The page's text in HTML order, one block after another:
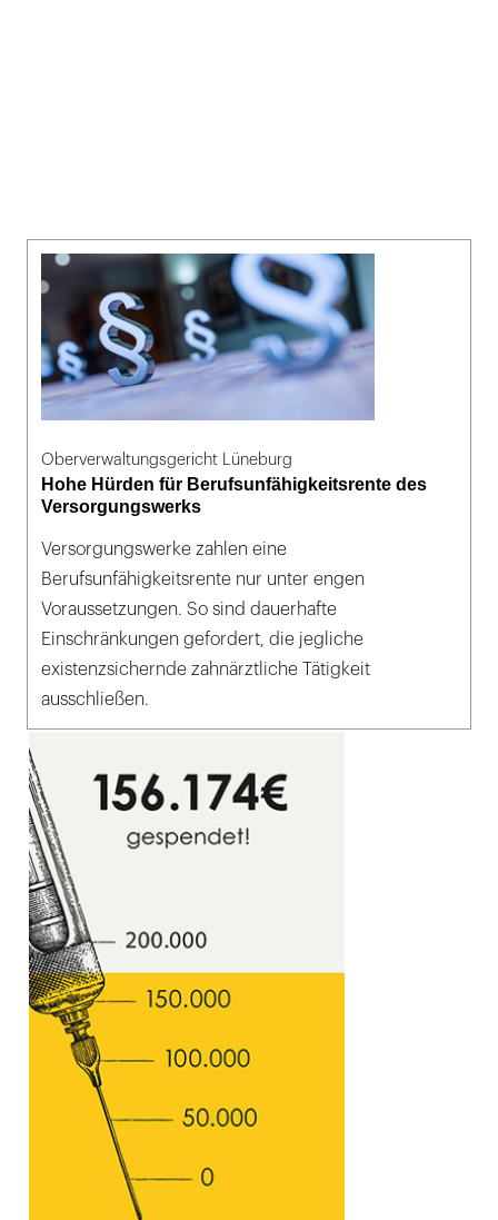
Oberverwaltungsgericht Lüneburg
Hohe Hürden für Berufsunfähigkeitsrente des
Versorgungswerks
Versorgungswerke zahlen eine
Berufsunfähigkeitsrente nur unter engen
Voraussetzungen. So sind dauerhafte
Einschränkungen gefordert, die jegliche
existenzsichernde zahnärztliche Tätigkeit
ausschließen.